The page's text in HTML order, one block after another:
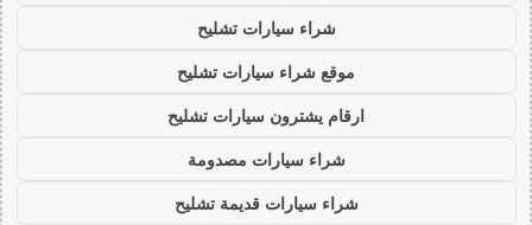
شراء سيارات تشليح
موقع شراء سيارات تشليح
ارقام يشترون سيارات تشليح
شراء سيارات مصدومة
شراء سيارات قديمة تشليح